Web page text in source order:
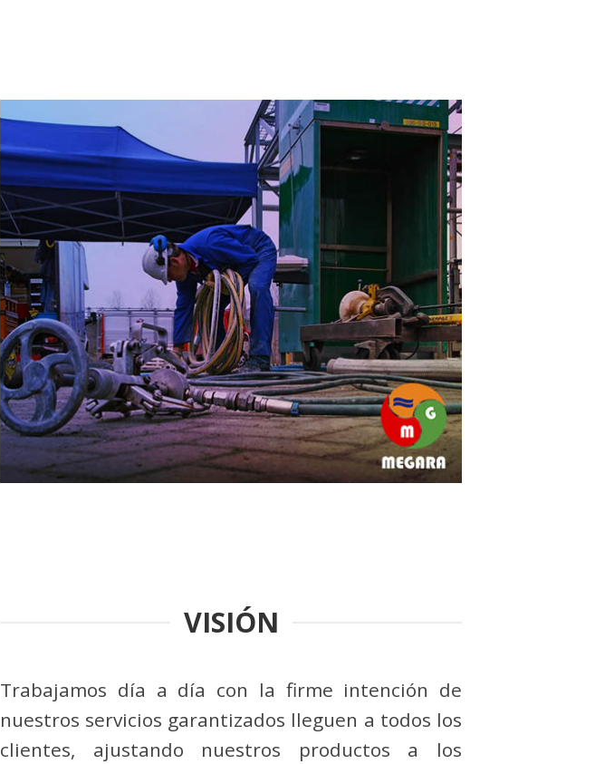
VISIÓN
Trabajamos día a día con la firme intención de
nuestros servicios garantizados lleguen a todos los
clientes, ajustando nuestros productos a los